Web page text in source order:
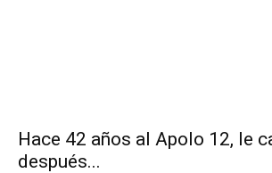
Hace 42 años al Apolo 12, le
después...